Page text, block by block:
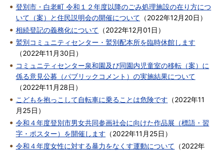
登別市・白老町 令和１２年度以降のごみ処理施設の在り方につ
いて（案）と住民説明会の開催について （2022年12月20日 ）
相続登記の義務化について （2022年12月01日 ）
鷲別コミュニティセンター・鷲別配本所を臨時休館します
（2022年11月30日 ）
コミュニティセンター泉和園及び同園内児童室の移転（案）に
係る意見公募（パブリックコメント）の実施結果について
（2022年11月28日 ）
こどもを抱っこして自転車に乗ることは危険です （2022年11
月25日 ）
令和４年度登別市男女共同参画社会に向けた作品展（標語・習
字・ポスター）を開催します （2022年11月25日 ）
令和４年度女性に対する暴力をなくす運動について （2022年